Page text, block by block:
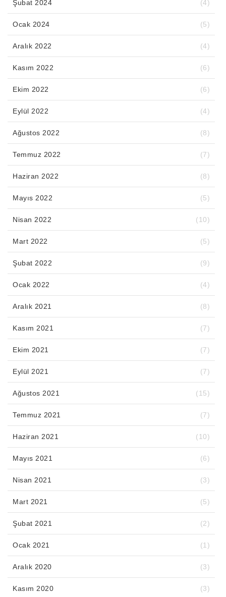
Şubat 2024 (4)
Ocak 2024 (5)
Aralık 2022 (4)
Kasım 2022 (6)
Ekim 2022 (6)
Eylül 2022 (4)
Ağustos 2022 (8)
Temmuz 2022 (7)
Haziran 2022 (8)
Mayıs 2022 (5)
Nisan 2022 (10)
Mart 2022 (5)
Şubat 2022 (9)
Ocak 2022 (4)
Aralık 2021 (8)
Kasım 2021 (7)
Ekim 2021 (7)
Eylül 2021 (7)
Ağustos 2021 (15)
Temmuz 2021 (7)
Haziran 2021 (10)
Mayıs 2021 (6)
Nisan 2021 (3)
Mart 2021 (5)
Şubat 2021 (2)
Ocak 2021 (1)
Aralık 2020 (3)
Kasım 2020 (3)